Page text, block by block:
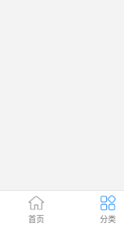
首页 分类